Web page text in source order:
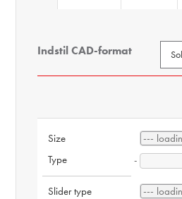
Indstil CAD-format
Size
Type -
Slider type